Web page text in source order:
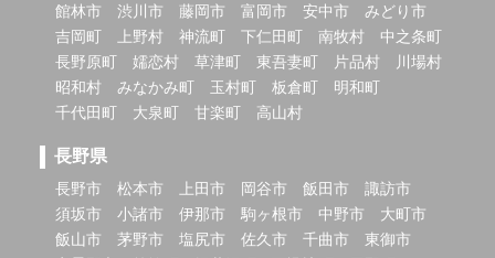
館林市
渋川市 藤岡市 富岡市 安中市
みどり市
吉岡町
上野村 神流町 下仁田町 南牧村
中之条町
長野原町
嬬恋村 草津町 東吾妻町 片品村
川場村
昭和村
みなかみ町 玉村町 板倉町
明和町
千代田町
大泉町 甘楽町 高山村
長野県
長野市 松本市 上田市 岡谷市 飯田市
諏訪市
須坂市
小諸市 伊那市 駒ヶ根市 中野市
大町市
飯山市
茅野市 塩尻市 佐久市 千曲市
東御市